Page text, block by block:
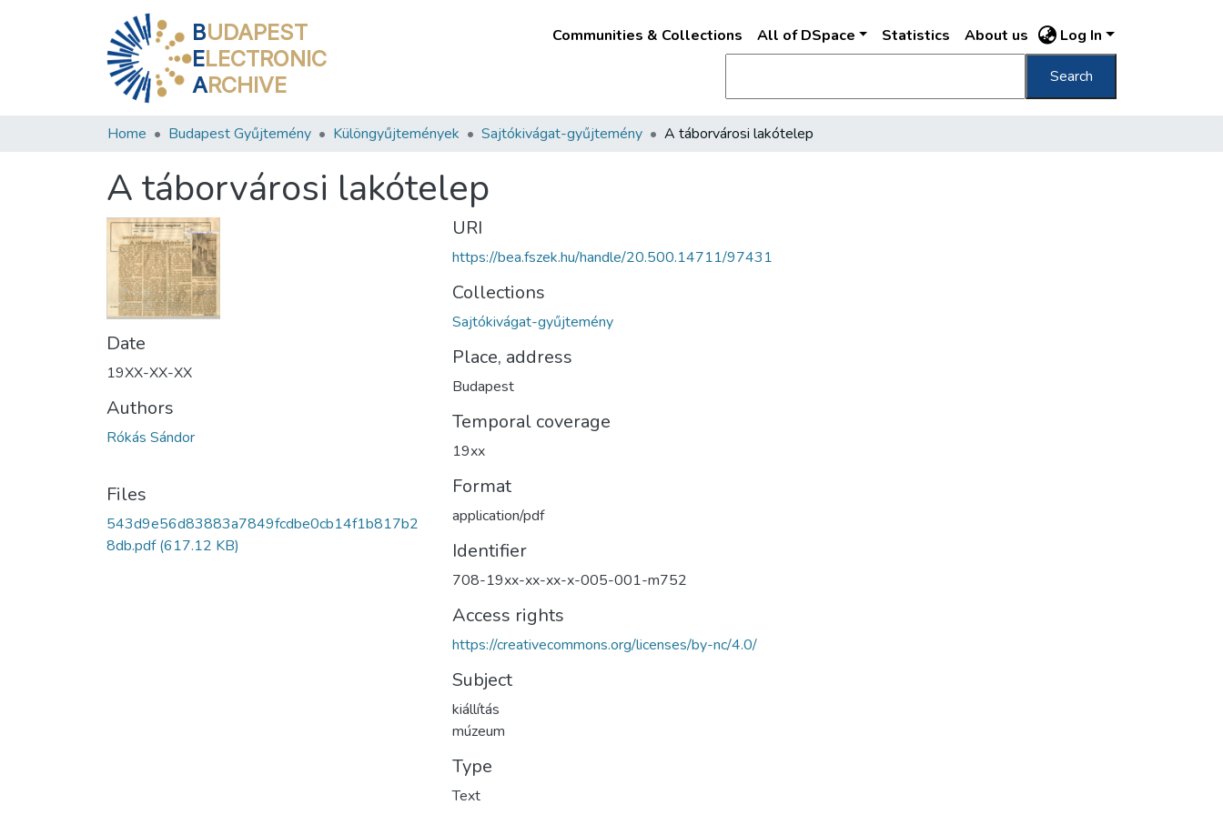
BUDAPEST
ELECTRONIC
ARCHIVE
Communities & Collections All of DSpace Statistics About us Log In
Search
Home Budapest Gyűjtemény Különgyűjtemények Sajtókivágat-gyűjtemény A táborvárosi lakótelep
A táborvárosi lakótelep
Date
19XX-XX-XX
Authors
Rókás Sándor
Files
543d9e56d83883a7849fcdbe0cb14f1b817b2
8db.pdf(617.12 KB)
URI
https://bea.fszek.hu/handle/20.500.14711/97431
Collections
Sajtókivágat-gyűjtemény
Place, address
Budapest
Temporal coverage
19xx
Format
application/pdf
Identifier
708-19xx-xx-xx-x-005-001-m752
Access rights
https://creativecommons.org/licenses/by-nc/4.0/
Subject
kiállítás
múzeum
Type
Text